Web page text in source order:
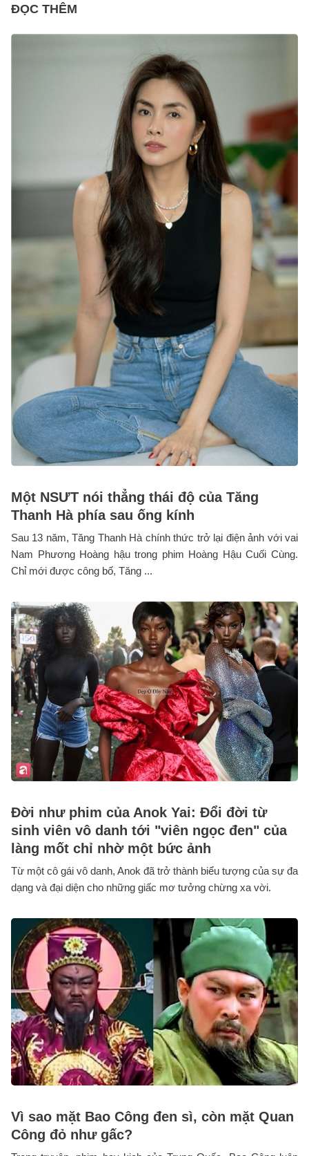
ĐỌC THÊM
Một NSƯT nói thẳng thái độ của Tăng
Thanh Hà phía sau ống kính
Sau 13 năm, Tăng Thanh Hà chính thức trở lại điện ảnh với vai
Nam Phương Hoàng hậu trong phim Hoàng Hậu Cuối Cùng.
Chỉ mới được công bố, Tăng ...
Đời như phim của Anok Yai: Đổi đời từ
sinh viên vô danh tới "viên ngọc đen" của
làng mốt chỉ nhờ một bức ảnh
Từ một cô gái vô danh, Anok đã trở thành biểu tượng của sự đa
dạng và đại diện cho những giấc mơ tưởng chừng xa vời.
Vì sao mặt Bao Công đen sì, còn mặt Quan
Công đỏ như gấc?